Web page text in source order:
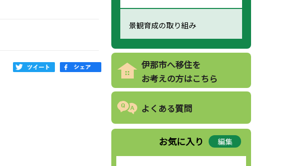
景観育成の取り組み
伊那市へ移住を
お考えの方はこちら
よくある質問
お気に入り 編集